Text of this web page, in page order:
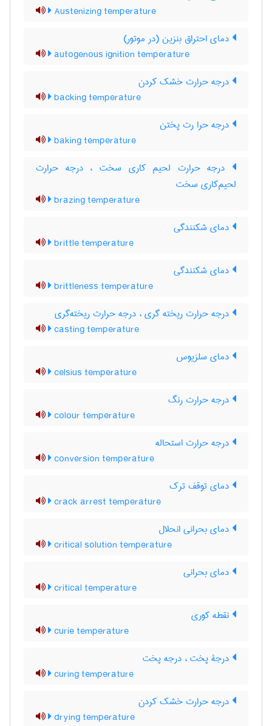
Austenizing temperature
دمای احتراق بنزین (در موتور)
autogenous ignition temperature
درجه حرارت خشک کردن
backing temperature
درجه حرا رت پختن
baking temperature
درجه حرارت لحیم کاری سخت ، درجه حرارت
لحیم‌کاری سخت
brazing temperature
دمای شکنندگی
brittle temperature
دمای شکنندگی
brittleness temperature
درجه حرارت ریخته گری ، درجه حرارت ریخته‌گری
casting temperature
دمای سلزیوس
celsius temperature
درجه حرارت رنگ
colour temperature
درجه حرارت استحاله
conversion temperature
دمای توقف ترک
crack arrest temperature
دمای بحرانی انحلال
critical solution temperature
دمای بحرانی
critical temperature
نقطه کوری
curie temperature
درجۀ پخت ، درجه پخت
curing temperature
درجه حرارت خشک کردن
drying temperature